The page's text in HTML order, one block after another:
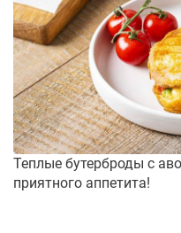
Теплые бутерброды с
приятного аппетита!